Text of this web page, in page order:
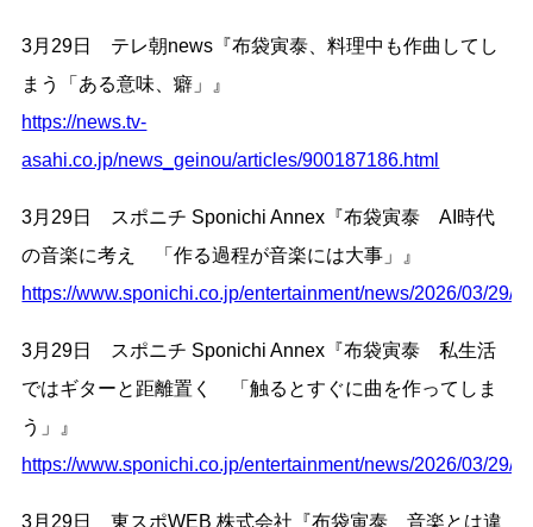
3月29日 テレ朝news『布袋寅泰、料理中も作曲してし
まう「ある意味、癖」』
https://news.tv-
asahi.co.jp/news_geinou/articles/900187186.html
3月29日 スポニチ Sponichi Annex『布袋寅泰 AI時代
の音楽に考え 「作る過程が音楽には大事」』
https://www.sponichi.co.jp/entertainment/news/2026/03/29/
3月29日 スポニチ Sponichi Annex『布袋寅泰 私生活
ではギターと距離置く 「触るとすぐに曲を作ってしま
う」』
https://www.sponichi.co.jp/entertainment/news/2026/03/29/
3月29日 東スポWEB 株式会社『布袋寅泰 音楽とは違